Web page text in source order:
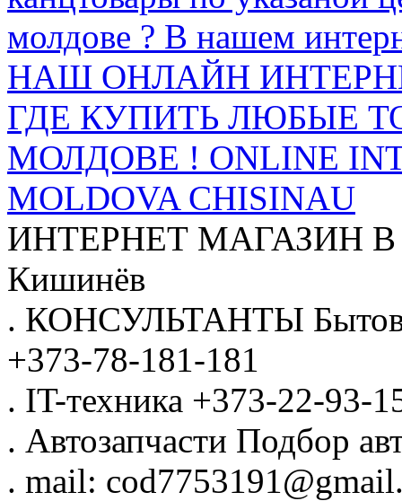
молдове ? В нашем
НАШ ОНЛАЙН
ГДЕ КУПИТЬ ЛЮБЫЕ
МОЛДОВЕ ! ONLINE
MOLDOVA CHISINAU
ИНТЕРНЕТ МАГАЗИН
Кишинёв
. КОНСУЛЬТАНТЫ
+373-78-181-181
. IT-техника +373-22-93-
. Автозапчасти Подбор
. mail: